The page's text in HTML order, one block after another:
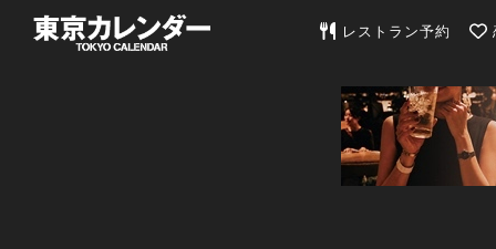
東京カレンダー | 最新
レストラン予約